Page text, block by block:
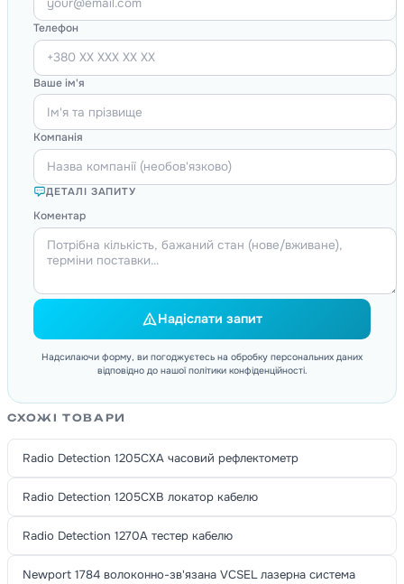
Телефон
Ваше ім'я
Компанія
ДЕТАЛІ ЗАПИТУ
Коментар
Надіслати запит
Надсилаючи форму, ви погоджуєтесь на обробку персональних даних
відповідно до нашої політики конфіденційності.
СХОЖІ ТОВАРИ
Radio Detection 1205CXA часовий рефлектометр
Radio Detection 1205CXB локатор кабелю
Radio Detection 1270A тестер кабелю
Newport 1784 волоконно-зв'язана VCSEL лазерна система